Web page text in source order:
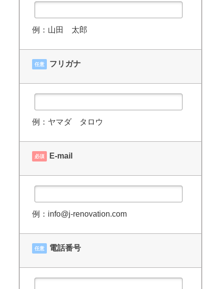
例：山田 太郎
任意 フリガナ
例：ヤマダ タロウ
必須 E-mail
例：info@j-renovation.com
任意 電話番号